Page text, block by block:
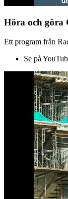
Höra och göra
Ett program från
Se på